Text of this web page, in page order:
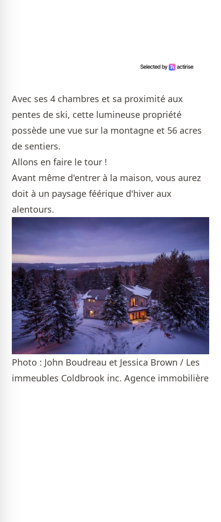
Avec ses 4 chambres et sa proximité aux
pentes de ski, cette lumineuse propriété
possède une vue sur la montagne et 56 acres
de sentiers.
Allons en faire le tour !
Avant même d'entrer à la maison, vous aurez
doit à un paysage féérique d'hiver aux
alentours.
Photo : John Boudreau et Jessica Brown / Les
immeubles Coldbrook inc. Agence immobilière